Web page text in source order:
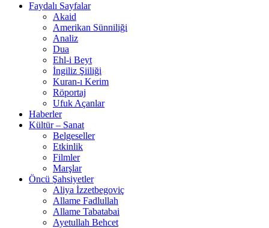
Faydalı Sayfalar
Akaid
Amerikan Sünniliği
Analiz
Dua
Ehl-i Beyt
İngiliz Şiiliği
Kuran-ı Kerim
Röportaj
Ufuk Açanlar
Haberler
Kültür – Sanat
Belgeseller
Etkinlik
Filmler
Marşlar
Öncü Şahsiyetler
Aliya İzzetbegoviç
Allame Fadlullah
Allame Tabatabai
Ayetullah Behcet